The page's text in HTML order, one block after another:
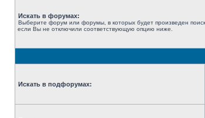
Искать в форумах:
Выберите форум или форумы, в которых будет произведен
если Вы не отключили соответствующую опцию ниже.
Искать в подфорумах: